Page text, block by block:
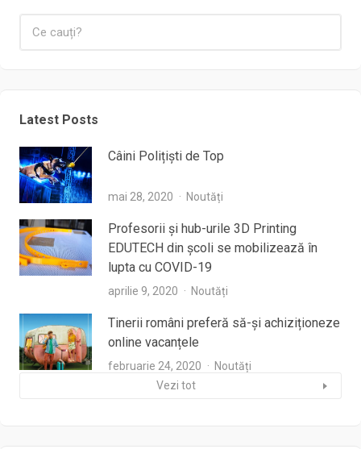
Latest Posts
Câini Polițiști de Top
mai 28, 2020 Noutăți
Profesorii şi hub-urile 3D Printing
EDUTECH din şcoli se mobilizează în
lupta cu COVID-19
aprilie 9, 2020 Noutăți
Tinerii români preferă să-și achiziționeze
online vacanțele
februarie 24, 2020
Noutăți
Vezi tot